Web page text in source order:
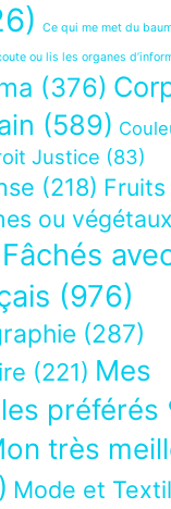
Ce qui me met du
ou lis les organes
(376)
(589)
Justice (83)
(218) Fruits
ou végétaux
Fâchés
(976)
(287)
(221) Mes
très
Mode et